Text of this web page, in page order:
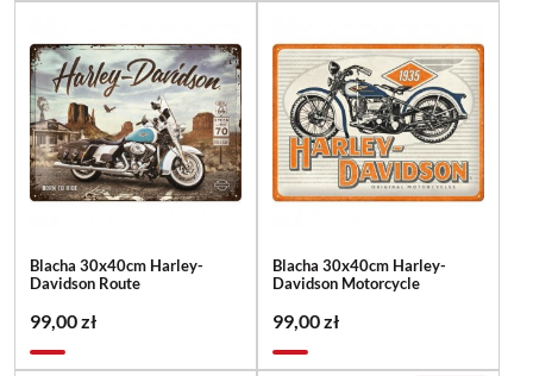
Blacha 30x40cm Harley-
Davidson Route
99,00 zł
Blacha 30x40cm Harley-
Davidson Motorcycle
99,00 zł